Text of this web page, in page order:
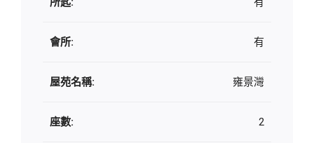
會所: 有
屋苑名稱: 雍景灣
座數: 2